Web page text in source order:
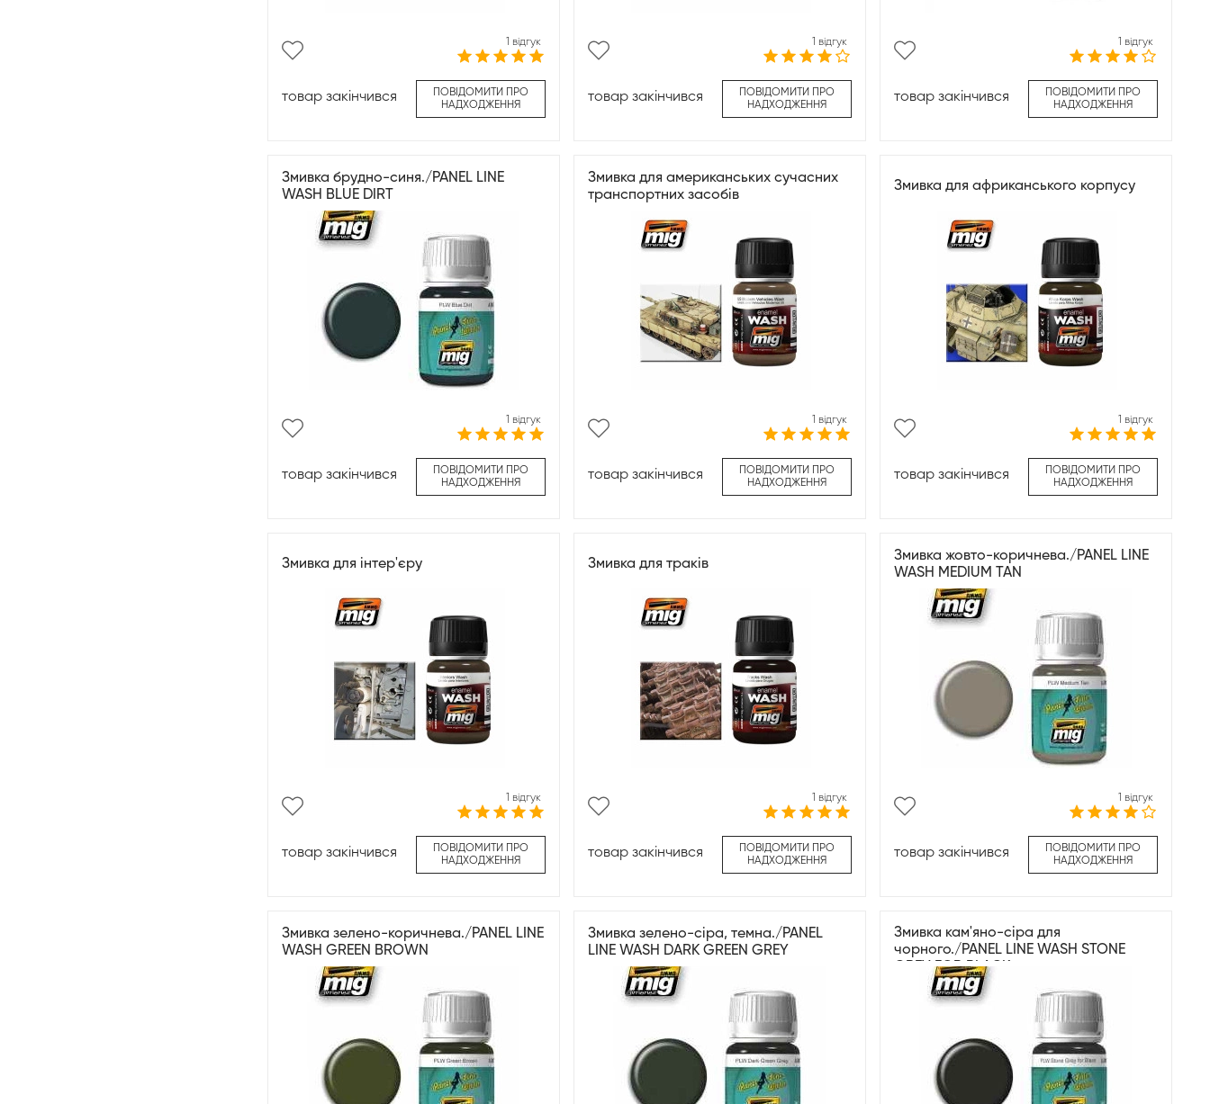
1 відгук
товар закінчився
ПОВІДОМИТИ ПРО
НАДХОДЖЕННЯ
1 відгук
товар закінчився
ПОВІДОМИТИ ПРО
НАДХОДЖЕННЯ
1 відгук
товар закінчився
ПОВІДОМИТИ ПРО
НАДХОДЖЕННЯ
Змивка брудно-синя./PANEL LINE
WASH BLUE DIRT
1 відгук
товар закінчився
ПОВІДОМИТИ ПРО
НАДХОДЖЕННЯ
Змивка для американських сучасних
транспортних засобів
1 відгук
товар закінчився
ПОВІДОМИТИ ПРО
НАДХОДЖЕННЯ
Змивка для африканського корпусу
1 відгук
товар закінчився
ПОВІДОМИТИ ПРО
НАДХОДЖЕННЯ
Змивка для інтер'єру
1 відгук
товар закінчився
ПОВІДОМИТИ ПРО
НАДХОДЖЕННЯ
Змивка для траків
1 відгук
товар закінчився
ПОВІДОМИТИ ПРО
НАДХОДЖЕННЯ
Змивка жовто-коричнева./PANEL LINE
WASH MEDIUM TAN
1 відгук
товар закінчився
ПОВІДОМИТИ ПРО
НАДХОДЖЕННЯ
Змивка зелено-коричнева./PANEL LINE
WASH GREEN BROWN
Змивка зелено-сіра, темна./PANEL
LINE WASH DARK GREEN GREY
Змивка кам'яно-сіра для
чорного./PANEL LINE WASH STONE
GREY FOR BLACK